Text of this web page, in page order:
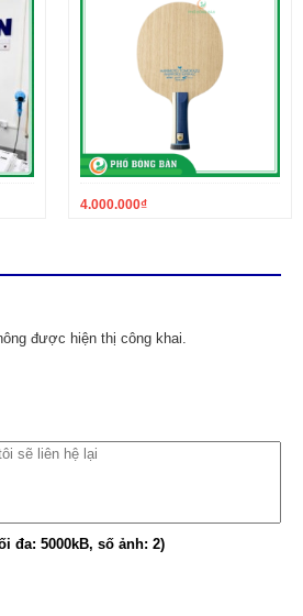
4.000.000₫
được hiện thị công khai.
đa: 5000kB, số ảnh: 2)